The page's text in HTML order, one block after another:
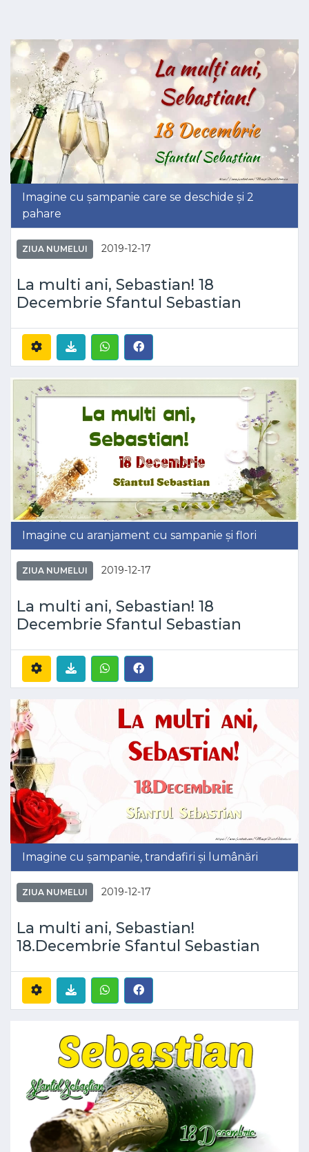
Imagine cu șampanie care se deschide și 2
pahare
ZIUA NUMELUI 2019-12-17
La multi ani, Sebastian! 18
Decembrie Sfantul Sebastian
Imagine cu aranjament cu sampanie și flori
ZIUA NUMELUI 2019-12-17
La multi ani, Sebastian! 18
Decembrie Sfantul Sebastian
Imagine cu șampanie, trandafiri și lumânări
ZIUA NUMELUI 2019-12-17
La multi ani, Sebastian!
18.Decembrie Sfantul Sebastian